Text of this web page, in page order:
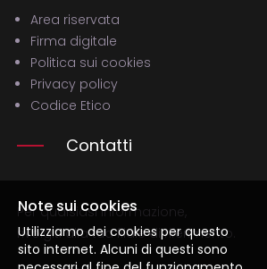
Area riservata
Firma digitale
Politica sui cookies
Privacy policy
Codice Etico
Contatti
Per qualsiasi informazione,
rivolgiti alla tua filale di riferimento.
Note sui cookies
Utilizziamo dei cookies per questo
sito internet. Alcuni di questi sono